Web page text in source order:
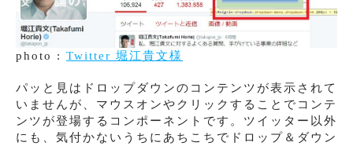
photo : Twitter 堀江貴文様
パッと見はドロップダウンのコンテンツが表示されて
いませんが、マウスオンやクリックすることでコンテ
ンツが登場するコンポーネントです。ツイッター以外
にも、気付かないうちにあちこちでドロップ＆ダウン